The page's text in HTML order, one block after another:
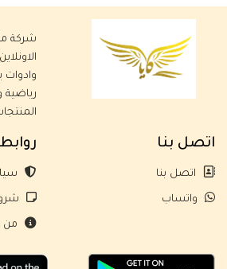
شركة
وادوات
رياضية
اتصل بنا
اتصل بنا
واتساب
روابط
من